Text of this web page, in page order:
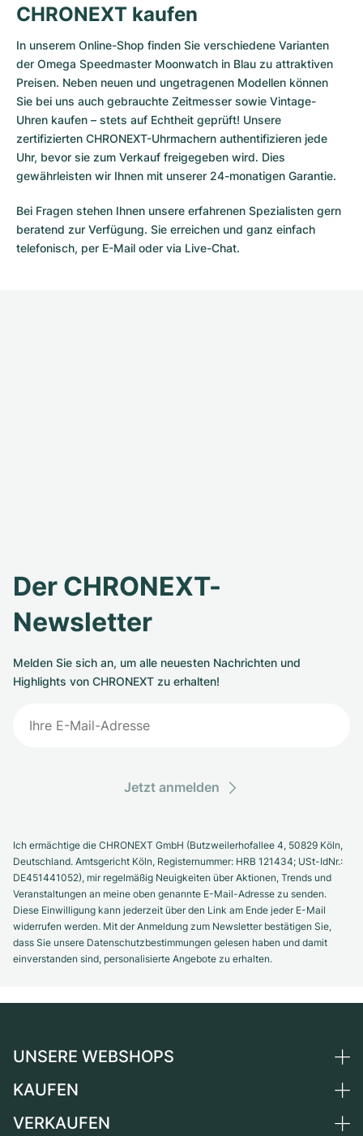
CHRONEXT kaufen
In unserem Online-Shop finden Sie verschiedene Varianten
der Omega Speedmaster Moonwatch in Blau zu attraktiven
Preisen. Neben neuen und ungetragenen Modellen können
Sie bei uns auch gebrauchte Zeitmesser sowie Vintage-
Uhren kaufen – stets auf Echtheit geprüft! Unsere
zertifizierten CHRONEXT-Uhrmachern authentifizieren jede
Uhr, bevor sie zum Verkauf freigegeben wird. Dies
gewährleisten wir Ihnen mit unserer 24-monatigen Garantie.
Bei Fragen stehen Ihnen unsere erfahrenen Spezialisten gern
beratend zur Verfügung. Sie erreichen und ganz einfach
telefonisch, per E-Mail oder via Live-Chat.
Der CHRONEXT-
Newsletter
Melden Sie sich an, um alle neuesten Nachrichten und
Highlights von CHRONEXT zu erhalten!
Jetzt anmelden
Ich ermächtige die CHRONEXT GmbH (Butzweilerhofallee 4, 50829 Köln,
Deutschland. Amtsgericht Köln, Registernummer: HRB 121434; USt-IdNr.:
DE451441052), mir regelmäßig Neuigkeiten über Aktionen, Trends und
Veranstaltungen an meine oben genannte E-Mail-Adresse zu senden.
Diese Einwilligung kann jederzeit über den Link am Ende jeder E-Mail
widerrufen werden. Mit der Anmeldung zum Newsletter bestätigen Sie,
dass Sie unsere Datenschutzbestimmungen gelesen haben und damit
einverstanden sind, personalisierte Angebote zu erhalten.
UNSERE WEBSHOPS
Deutschland
KAUFEN
Alle Luxusuhren
VERKAUFEN